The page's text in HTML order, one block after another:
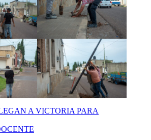
A VICTORIA PARA